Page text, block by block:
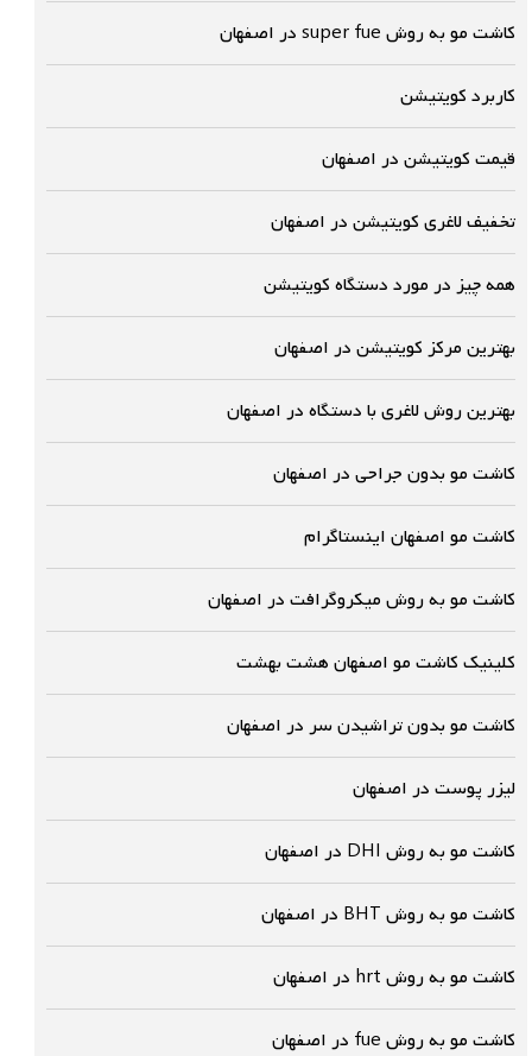
کاشت مو به روش super fue در اصفهان
کاربرد کویتیشن
قیمت کویتیشن در اصفهان
تخفیف لاغری کویتیشن در اصفهان
همه چیز در مورد دستگاه کویتیشن
بهترین مرکز کویتیشن در اصفهان
بهترین روش لاغری با دستگاه در اصفهان
کاشت مو بدون جراحی در اصفهان
کاشت مو اصفهان اینستاگرام
کاشت مو به روش میکروگرافت در اصفهان
کلینیک کاشت مو اصفهان هشت بهشت
کاشت مو بدون تراشیدن سر در اصفهان
لیزر پوست در اصفهان
کاشت مو به روش DHI در اصفهان
کاشت مو به روش BHT در اصفهان
کاشت مو به روش hrt در اصفهان
کاشت مو به روش fue در اصفهان